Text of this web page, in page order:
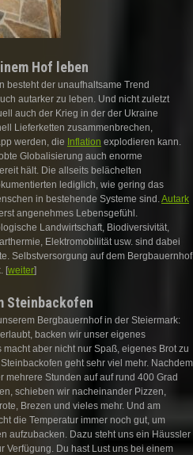
Hof leben
besteht der unaufhaltsame Trend
autarker zu leben. Und nicht zuletzt
auch der Krieg in der der Ukraine
Lieferketten zusammenbrechen,
werden, die Inflation explodieren kann.
Globalisierung auch enorme
hält. Die allseits belächelten
lediglich, wie gering das
in bestehende Systeme sind.Autark
angenehmes Lebensgefühl.
Landwirtschaft, Biodiversivität,
Elektromobilität usw. sind dabei
Selbstversorgung auf dem Bergbauernhof
[weiter]
Steinbackofen
Bergbauernhof in der Steiermark:
backen wir unser eigenes
macht aber nicht nur Spaß, eigenes Brot zu
geht sehr viel mehr. Nachdem
mehrere Stunden auf auf rund 400 Grad
schieben wir nacheinander Pizzen,
Brezen und vieles mehr. Und am
die Temperatur immer noch gut, um
aufzubacken. Dazu steht uns ein Häussler
Verfügung. Du hast Lust uns bei einem